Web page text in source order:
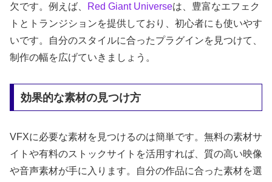
欠です。例えば、
Red Giant Universeは、豊富なエフェク
トとトランジションを提供しており、初心者にも使いやす
いです。自分のスタイルに合ったプラグインを見つけて、
制作の幅を広げていきましょう。
効果的な素材の見つけ方
VFXに必要な素材を見つけるのは簡単です。無料の素材サ
イトや有料のストックサイトを活用すれば、質の高い映像
や音声素材が手に入ります。自分の作品に合った素材を選